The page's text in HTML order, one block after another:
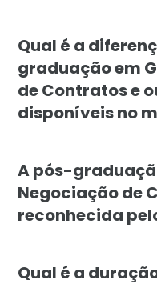
Qual é a
graduação em
de Contratos e
disponíveis no
A pós-
Negociação de
reconhecida
Qual é a